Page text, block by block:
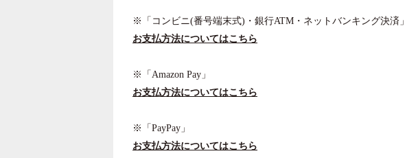
※「コンビニ(番号端末式)・銀行ATM・ネットバンキング決済」
お支払方法についてはこちら
※「Amazon Pay」
お支払方法についてはこちら
※「PayPay」
お支払方法についてはこちら